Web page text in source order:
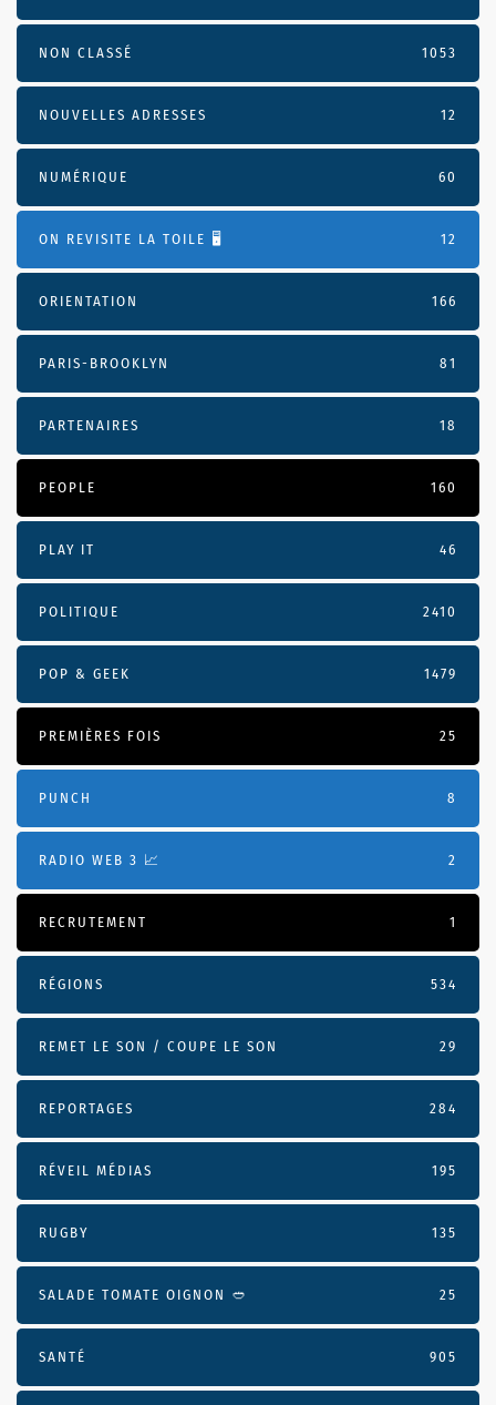
NON CLASSÉ 1053
NOUVELLES ADRESSES 12
NUMÉRIQUE 60
ON REVISITE LA TOILE 🖥️ 12
ORIENTATION 166
PARIS-BROOKLYN 81
PARTENAIRES 18
PEOPLE 160
PLAY IT 46
POLITIQUE 2410
POP & GEEK 1479
PREMIÈRES FOIS 25
PUNCH 8
RADIO WEB 3 📈 2
RECRUTEMENT 1
RÉGIONS 534
REMET LE SON / COUPE LE SON 29
REPORTAGES 284
RÉVEIL MÉDIAS 195
RUGBY 135
SALADE TOMATE OIGNON 🥙 25
SANTÉ 905